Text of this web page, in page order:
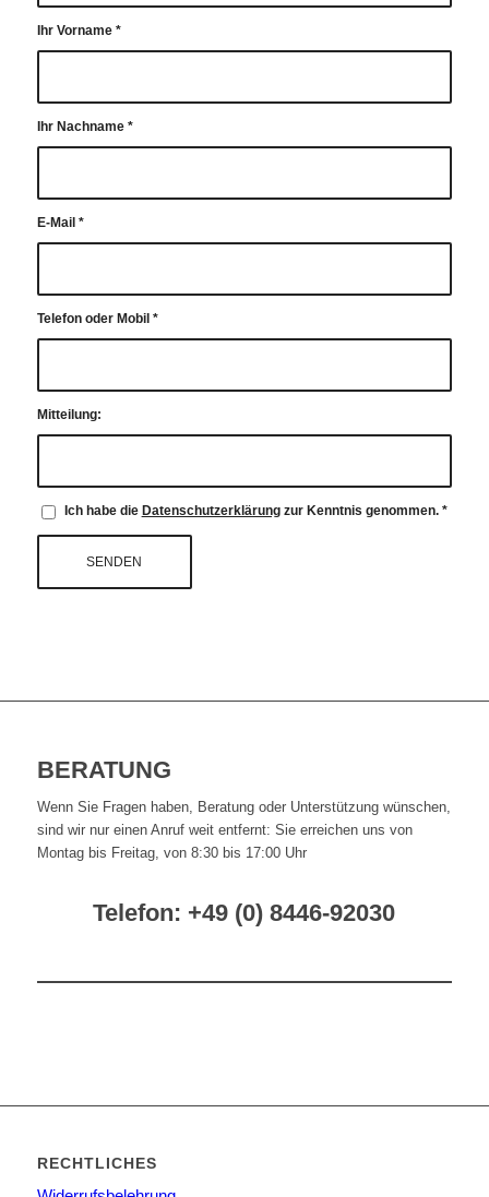
Ihr Vorname *
Ihr Nachname *
E-Mail *
Telefon oder Mobil *
Mitteilung:
Ich habe die Datenschutzerklärungzur Kenntnis genommen. *
BERATUNG
Wenn Sie Fragen haben, Beratung oder Unterstützung wünschen,
sind wir nur einen Anruf weit entfernt: Sie erreichen uns von
Montag bis Freitag, von 8:30 bis 17:00 Uhr
Telefon: +49 (0) 8446-92030
RECHTLICHES